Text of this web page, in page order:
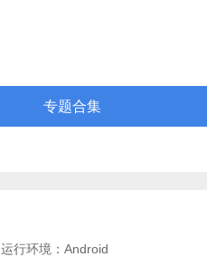
专题合集
运行环境：Android